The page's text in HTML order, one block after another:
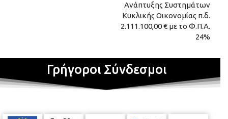
Ανάπτυξης Συστημάτων
Κυκλικής Οικονομίας π.δ.
2.111.100,00 € με το Φ.Π.Α.
24%
Γρήγοροι Σύνδεσμοι